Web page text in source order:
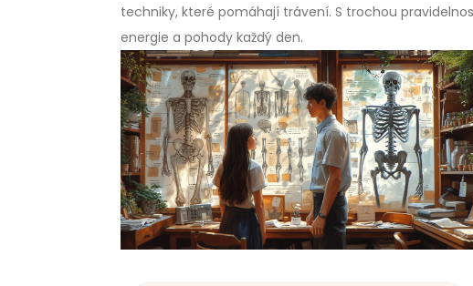
techniky, které pomáhají trávení. S trochou
energie a pohody každý den.